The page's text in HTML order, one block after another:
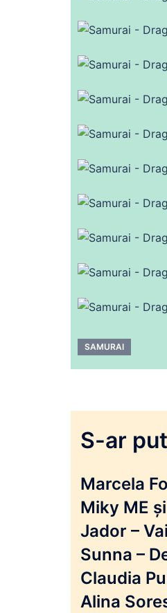
SAMURAI
S-ar
Marcela
Miky ME
Jador –
Sunna –
Claudia
Alina